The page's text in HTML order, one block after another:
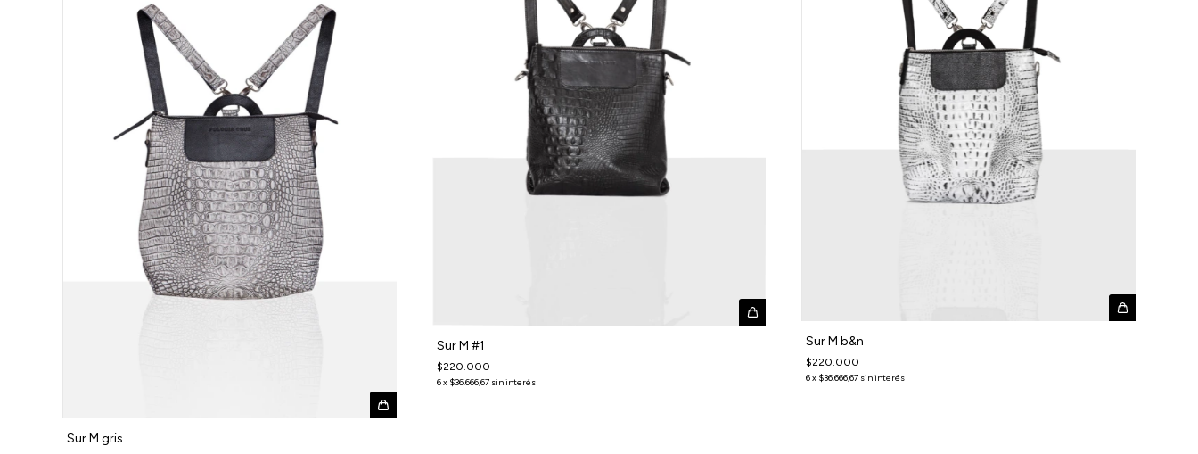
Sur M gris
Sur M #1
$220.000
6x $36.666,67 sin interés
Sur M b&n
$220.000
6x $36.666,67 sin interés